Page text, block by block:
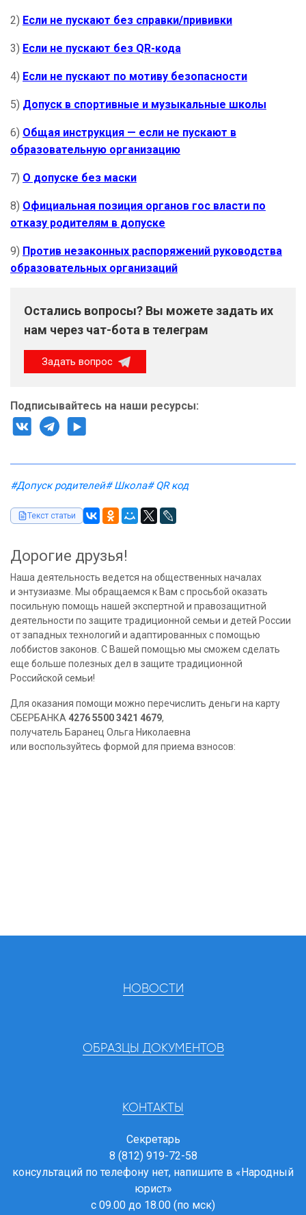
2) Если не пускают без справки/прививки
3) Если не пускают без QR-кода
4) Если не пускают по мотиву безопасности
5) Допуск в спортивные и музыкальные школы
6) Общая инструкция — если не пускают в
образовательную организацию
7) О допуске без маски
8) Официальная позиция органов гос власти по
отказу родителям в допуске
9) Против незаконных распоряжений руководства
образовательных организаций
Остались вопросы? Вы можете задать их
нам через чат-бота в телеграм
Задать вопрос
Подписывайтесь на наши ресурсы:
#Допуск родителей# Школа# QR код
Текст статьи
Дорогие друзья!
Наша деятельность ведется на общественных началах
и энтузиазме. Мы обращаемся к Вам с просьбой оказать
посильную помощь нашей экспертной и правозащитной
деятельности по защите традиционной семьи и детей России
от западных технологий и адаптированных с помощью
лоббистов законов. С Вашей помощью мы сможем сделать
еще больше полезных дел в защите традиционной
Российской семьи!
Для оказания помощи можно перечислить деньги на карту
СБЕРБАНКА 4276 5500 3421 4679,
получатель Баранец Ольга Николаевна
или воспользуйтесь формой для приема взносов:
НОВОСТИ
ОБРАЗЦЫ ДОКУМЕНТОВ
КОНТАКТЫ
Секретарь
8 (812) 919-72-58
консультаций по телефону нет, напишите в «Народный
юрист»
с 09.00 до 18.00 (по мск)